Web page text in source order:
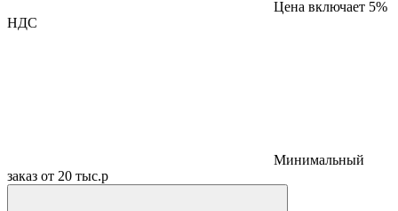
Цена включает 5%
НДС
Минимальный
заказ от 20 тыс.р